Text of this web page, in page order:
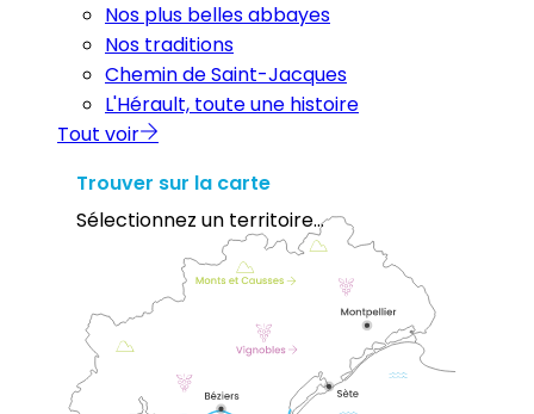
Nos plus belles abbayes
Nos traditions
Chemin de Saint-Jacques
L'Hérault, toute une histoire
Tout voir
Trouver sur la carte
Sélectionnez un territoire...